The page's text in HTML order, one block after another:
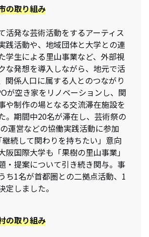
の取り組み
活発な芸術活動をするアーティス
践活動や、地域団体と大学との連
学生による里山事業など、外部視
な発想を導入しながら、地元で活
関係人口に属する人とのつながり
が空き家をリノベーションし、関
や制作の場となる交流滞在施設を
。期間中20名が滞在し、芸術祭の
運営などの協働実践活動に参加
継続して関わりを持ちたい」意向
阪国際大学も「果樹の里山事業」
・提案について引き続き関与。事
ち1名が首都圏との二拠点活動、1
定しました。
の取り組み